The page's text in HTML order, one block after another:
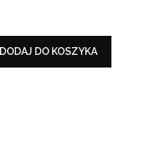
DODAJ DO KOSZYKA